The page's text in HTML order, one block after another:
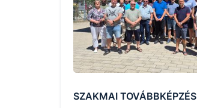
SZAKMAI TOVÁBBKÉPZÉS